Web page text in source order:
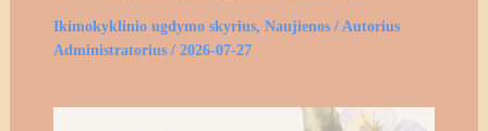
Ikimokyklinio ugdymo skyrius, Naujienos/ Autorius
Administratorius / 2026-07-27